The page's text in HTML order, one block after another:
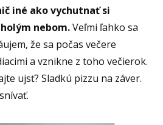
iné ako vychutnať si
nebom.Veľmi ľahko sa
že sa počas večere
a vznikne z toho večierok.
ujsť? Sladkú pizzu na záver.